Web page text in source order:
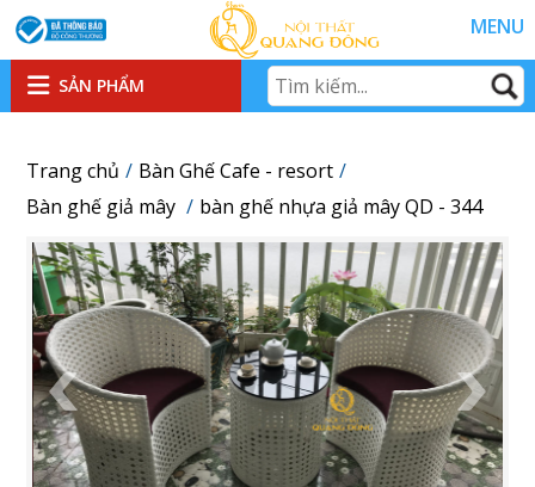
MENU
SẢN PHẨM
Trang chủ
Bàn Ghế Cafe - resort
Bàn ghế giả mây
bàn ghế nhựa giả mây QD - 344